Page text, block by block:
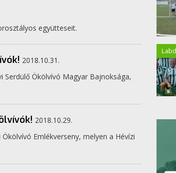
együtteseit.
2018.10.31.
Ökölvívó Magyar Bajnoksága,
2018.10.29.
Emlékverseny, melyen a Hévízi